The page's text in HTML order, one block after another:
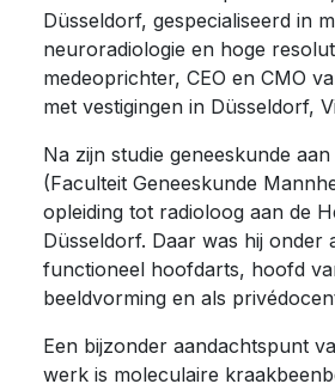
Düsseldorf, gespecialiseerd in
neuroradiologie en hoge
medeoprichter, CEO en CMO
met vestigingen in Düsseldorf,
Na zijn studie geneeskunde
(Faculteit Geneeskunde
opleiding tot radioloog aan de
Düsseldorf. Daar was hij
functioneel hoofdarts, hoofd
beeldvorming en als
Een bijzonder aandachtspunt
werk is moleculaire